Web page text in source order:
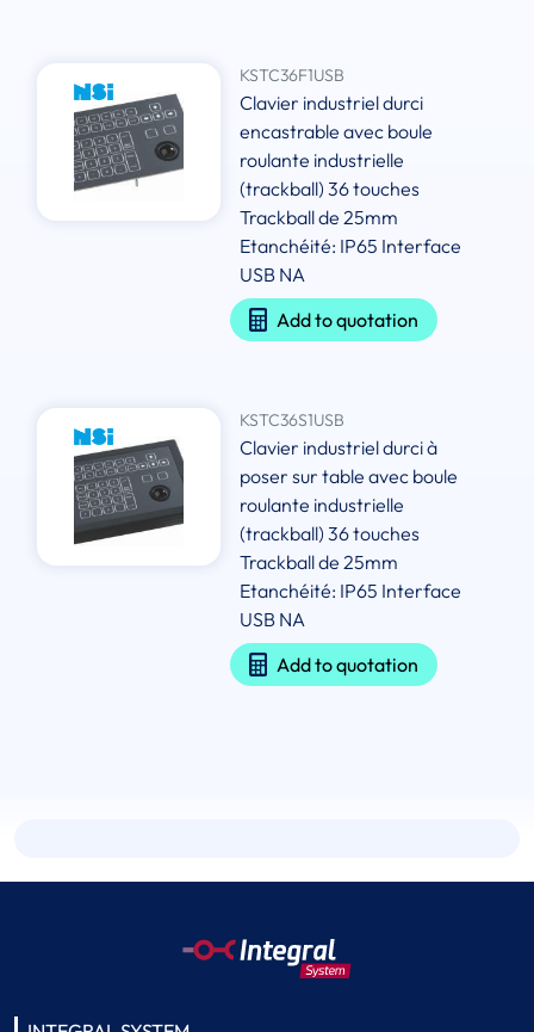
KSTC36F1USB
Clavier industriel durci
encastrable avec boule
roulante industrielle
(trackball) 36 touches
Trackball de 25mm
Etanchéité: IP65 Interface
USB NA
Add to quotation
KSTC36S1USB
Clavier industriel durci à
poser sur table avec boule
roulante industrielle
(trackball) 36 touches
Trackball de 25mm
Etanchéité: IP65 Interface
USB NA
Add to quotation